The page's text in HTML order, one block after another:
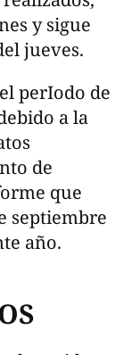
y sigue
jueves.
perIodo de
a la
de
que
septiembre
año.